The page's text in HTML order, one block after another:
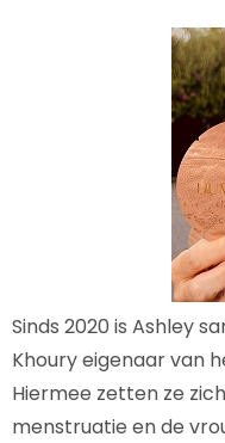
Sinds 2020 is Ashley
Khoury eigenaar van
Hiermee zetten ze
menstruatie en de